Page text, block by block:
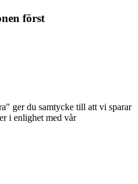
först
ger du samtycke till att vi sparar
i enlighet med vår